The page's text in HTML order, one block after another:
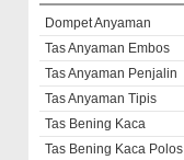
Dompet Anyaman
Tas Anyaman Embos
Tas Anyaman Penjalin
Tas Anyaman Tipis
Tas Bening Kaca
Tas Bening Kaca Polos